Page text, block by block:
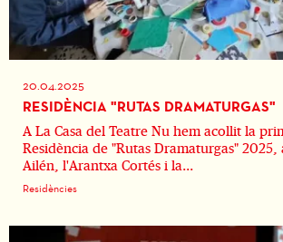
20.04.2025
RESIDÈNCIA "RUTAS DRAMATURGAS"
A La Casa del Teatre Nu hem acollit la
Residència de "Rutas Dramaturgas" 2025,
Ailén, l'Arantxa Cortés i la...
Residències